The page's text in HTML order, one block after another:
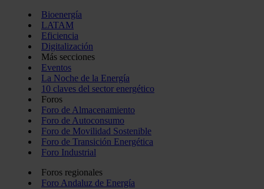
Bioenergía
LATAM
Eficiencia
Digitalización
Más secciones
Eventos
La Noche de la Energía
10 claves del sector energético
Foros
Foro de Almacenamiento
Foro de Autoconsumo
Foro de Movilidad Sostenible
Foro de Transición Energética
Foro Industrial
Foros regionales
Foro Andaluz de Energía